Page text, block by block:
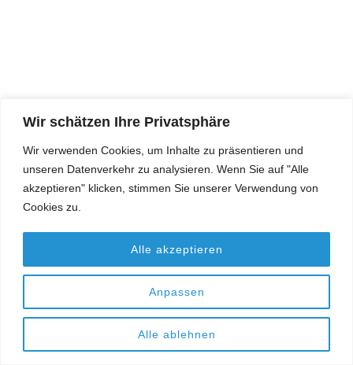
Wir schätzen Ihre Privatsphäre
Wir verwenden Cookies, um Inhalte zu präsentieren und
unseren Datenverkehr zu analysieren. Wenn Sie auf "Alle
akzeptieren" klicken, stimmen Sie unserer Verwendung von
Cookies zu.
Anpassen
Alle ablehnen
Alle akzeptieren